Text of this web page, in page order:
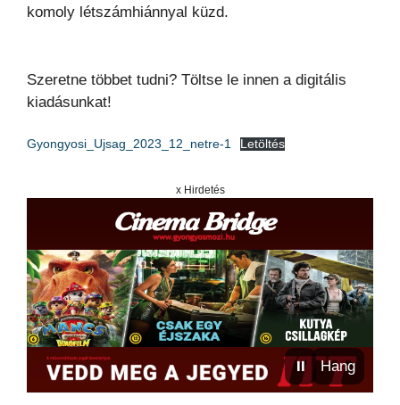
komoly létszámhiánnyal küzd.
Szeretne többet tudni? Töltse le innen a digitális
kiadásunkat!
Gyongyosi_Ujsag_2023_12_netre-1 Letöltés
x Hirdetés
⏸ Hang